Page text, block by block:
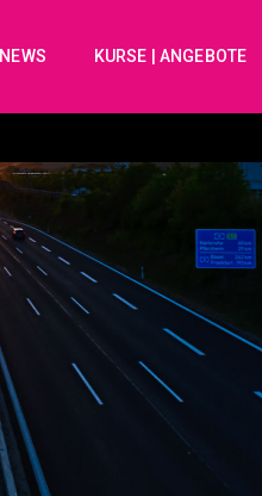
NEWS KURSE | ANGEBOTE